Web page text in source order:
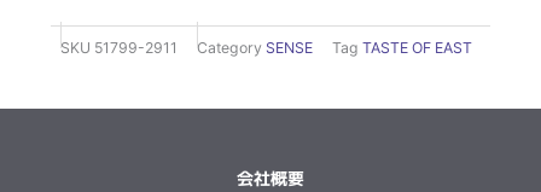
SKU 51799-2911 Category SENSE Tag TASTE OF EAST
会社概要